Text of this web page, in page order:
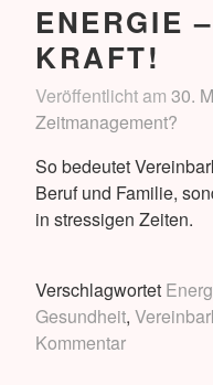
ENERGIE
KRAFT!
Veröffentlicht am 30.
Zeitmanagement?
So bedeutet
Beruf und Familie,
in stressigen Zeiten.
Verschlagwortet
Gesundheit,
Kommentar